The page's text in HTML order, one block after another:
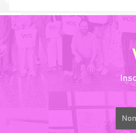
Analógico para os dias atuais